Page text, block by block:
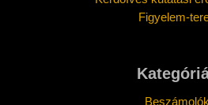
Figyelem-